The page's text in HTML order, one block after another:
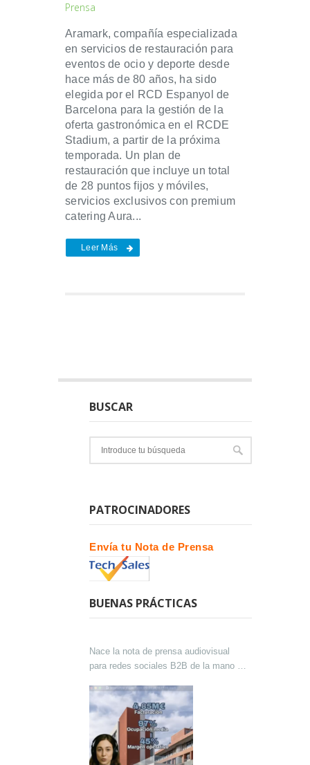
Prensa
Aramark, compañía especializada
en servicios de restauración para
eventos de ocio y deporte desde
hace más de 80 años, ha sido
elegida por el RCD Espanyol de
Barcelona para la gestión de la
oferta gastronómica en el RCDE
Stadium, a partir de la próxima
temporada. Un plan de
restauración que incluye un total
de 28 puntos fijos y móviles,
servicios exclusivos con premium
catering Aura...
Leer Más
BUSCAR
PATROCINADORES
Envía tu Nota de Prensa
BUENAS PRÁCTICAS
Nace la nota de prensa audiovisual
para redes sociales B2B de la mano de